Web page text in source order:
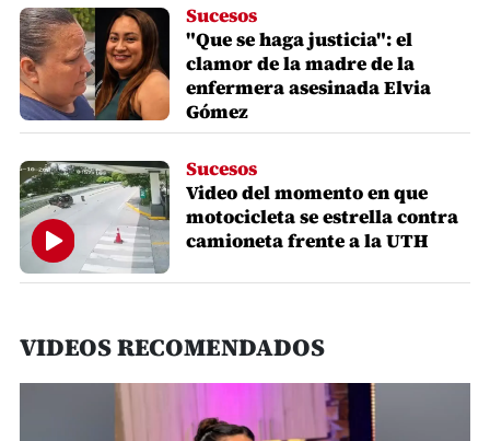
Sucesos
"Que se haga justicia": el
clamor de la madre de la
enfermera asesinada Elvia
Gómez
Sucesos
Video del momento en que
motocicleta se estrella contra
camioneta frente a la UTH​​​​​​
VIDEOS RECOMENDADOS